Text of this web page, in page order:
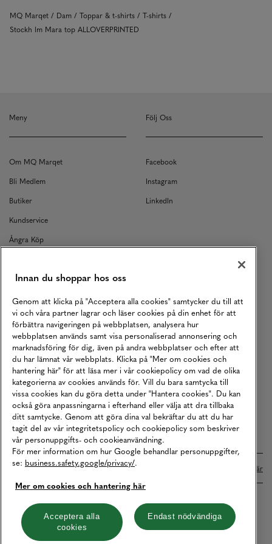
MQ Marqet Dam Toppar & t-shirts
T-shirts
Stockh lm Mara top ALLOVERPRINTED
Meny
Om MQ Marqet
Bli Medlem
Butiker
Kundservice
Ångra Köp
Returer
Köpvillkor
Karriär
Vårt Ansvar
Våra Tjänster
Press
Studentrabatt
B2B
Tillgänglighetsredogörelse
Följ Oss
Facebook
Instagram
LinkedIn
Betalningar online sköts i samarbete med Klarna. Läs mer här
Cookies Integritetspolicy
Hantera cookies
Innan du shoppar hos oss
Genom att klicka på "Acceptera alla cookies" samtycker du till att
vi och våra partner lagrar och läser cookies på din enhet för att
förbättra navigeringen på webbplatsen, analysera hur
webbplatsen används samt visa personaliserad annonsering och
marknadsföring för dig, även på andra webbplatser och efter att
du har lämnat vår webbplats. Klicka på "Mer om cookies och
hantering här" för att läsa mer i vår cookiepolicy om vad de olika
kategorierna av cookies används för. Vill du bara samtycka till
vissa cookies kan du göra detta under "Hantera cookies". Du kan
också göra anpassningarna i efterhand eller välja att dra tillbaka
ditt samtycke. Genom att göra dina val bekräftar du att du har
tagit del av vår integritetspolicy och cookiepolicy som beskriver
vår personuppgifts- och cookieanvändning.
För mer information om hur Google behandlar personuppgifter,
se: business.safety.google/privacy/.
Mer om cookies och hantering här
Acceptera alla
cookies
Endast nödvändiga